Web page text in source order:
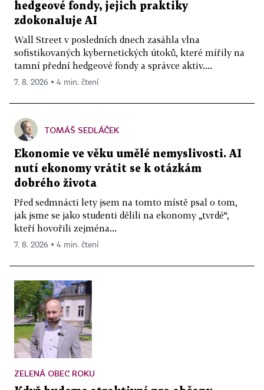
hedgeové fondy, jejich praktiky
zdokonaluje AI
Wall Street v posledních dnech zasáhla vlna
sofistikovaných kybernetických útoků, které mířily na
tamní přední hedgeové fondy a správce aktiv....
7. 8. 2026 ▪ 4 min. čtení
TOMÁŠ SEDLÁČEK
Ekonomie ve věku umělé nemyslivosti. AI
nutí ekonomy vrátit se k otázkám
dobrého života
Před sedmnácti lety jsem na tomto místě psal o tom,
jak jsme se jako studenti dělili na ekonomy „tvrdé“,
kteří hovořili zejména...
7. 8. 2026 ▪ 4 min. čtení
ZELENÁ OBEC ROKU